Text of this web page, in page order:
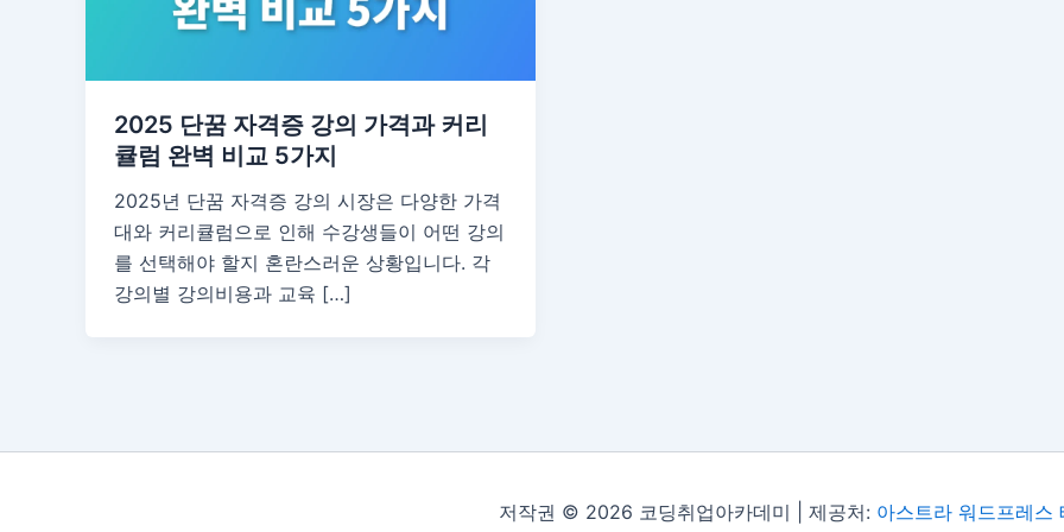
2025 단꿈 자격증 강의 가격과 커리
큘럼 완벽 비교 5가지
2025년 단꿈 자격증 강의 시장은 다양한 가격
대와 커리큘럼으로 인해 수강생들이 어떤 강의
를 선택해야 할지 혼란스러운 상황입니다. 각
강의별 강의비용과 교육 […]
저작권 © 2026 코딩취업아카데미 | 제공처: 아스트라 워드프레스